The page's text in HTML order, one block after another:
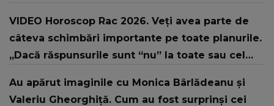
VIDEO Horoscop Rac 2026. Veți avea parte de
câteva schimbări importante pe toate planurile.
„Dacă răspunsurile sunt “nu” la toate sau cel
renegociați.”
Au apărut imaginile cu Monica Bârlădeanu și
Valeriu Gheorghiță. Cum au fost surprinși cei